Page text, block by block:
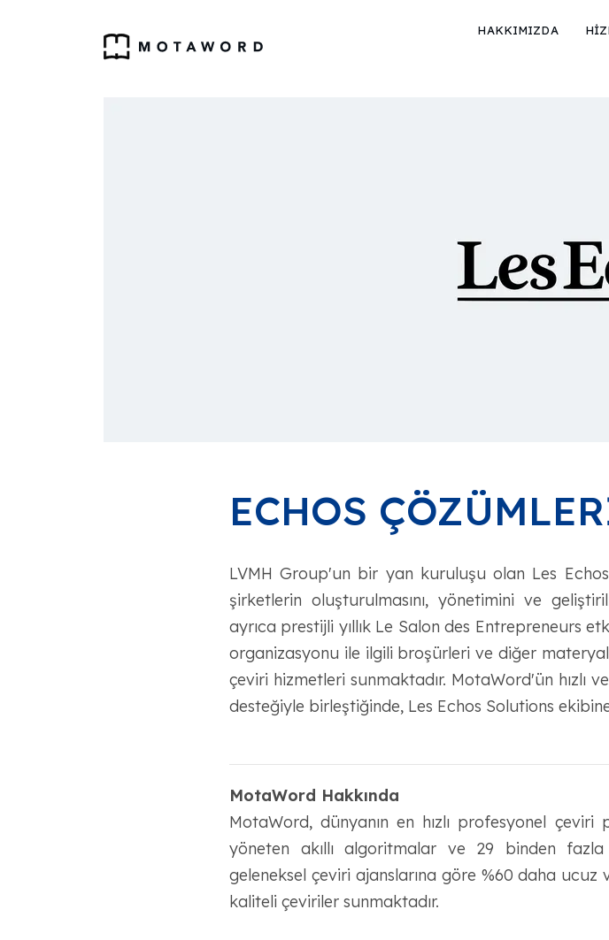
HAKKIMIZDA
ECHOS
LVMH Group'un bir yan kuruluşu olan Les
şirketlerin oluşturulmasını, yönetimini ve
ayrıca prestijli yıllık Le Salon des Entrepreneurs
organizasyonu ile ilgili broşürleri ve diğer
çeviri hizmetleri sunmaktadır. MotaWord'ün hızlı
desteğiyle birleştiğinde, Les Echos Solutions
MotaWord Hakkında
MotaWord, dünyanın en hızlı profesyonel
yöneten akıllı algoritmalar ve 29 binden
geleneksel çeviri ajanslarına göre %60 daha
kaliteli çeviriler sunmaktadır.